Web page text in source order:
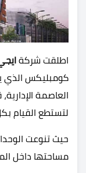
اطلقت شركة
العاصمة
لتستطع القيام
حيث تنوعت
مساحتها داخل